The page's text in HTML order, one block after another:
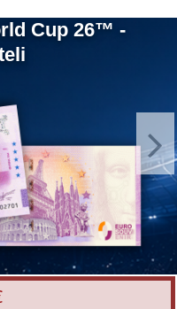
Cup 26™ -